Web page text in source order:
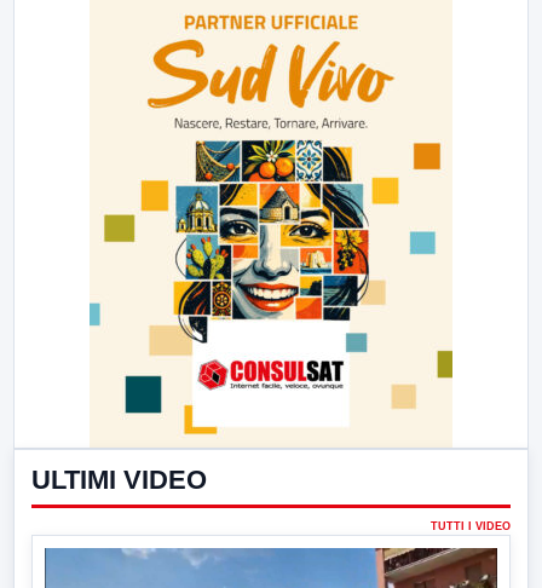
ULTIMI VIDEO
TUTTI I VIDEO